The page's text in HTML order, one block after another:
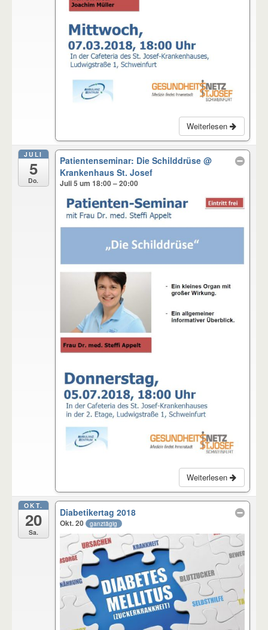
Weiterlesen
JULI
5
Do.
Patientenseminar: Die Schilddrüse@
Krankenhaus St. Josef
Juli 5 um 18:00 – 20:00
Weiterlesen
OKT.
20
Sa.
Diabetikertag 2018
Okt. 20 ganztägig